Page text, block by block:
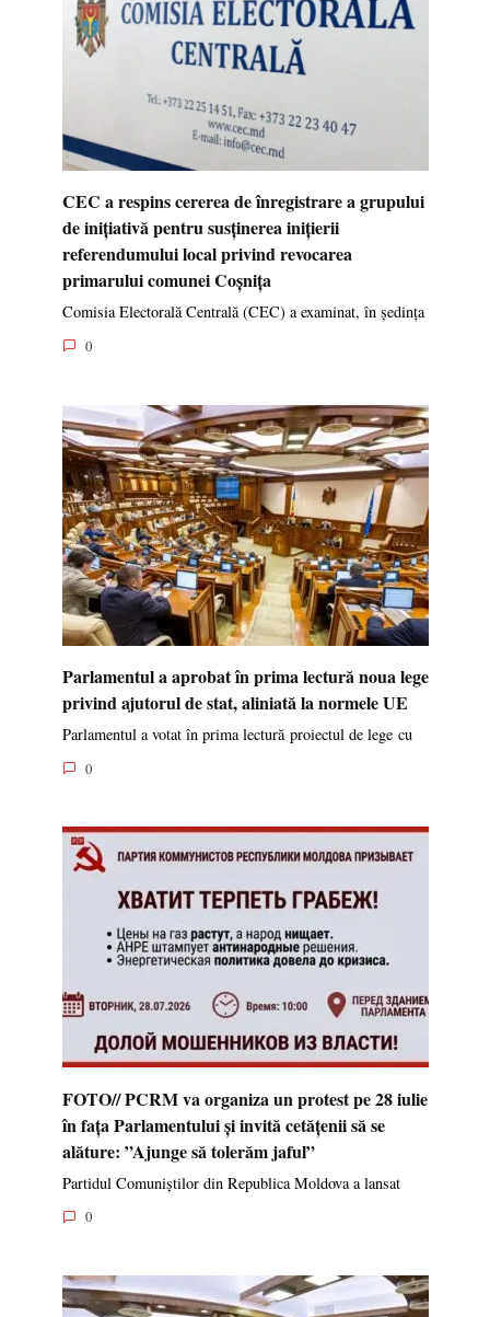
CEC a respins cererea de înregistrare a grupului
de inițiativă pentru susținerea inițierii
referendumului local privind revocarea
primarului comunei Coșnița
Comisia Electorală Centrală (CEC) a examinat, în ședința
0
Parlamentul a aprobat în prima lectură noua lege
privind ajutorul de stat, aliniată la normele UE
Parlamentul a votat în prima lectură proiectul de lege cu
0
FOTO// PCRM va organiza un protest pe 28 iulie
în fața Parlamentului și invită cetățenii să se
alăture: ”Ajunge să tolerăm jaful”
Partidul Comuniștilor din Republica Moldova a lansat
0